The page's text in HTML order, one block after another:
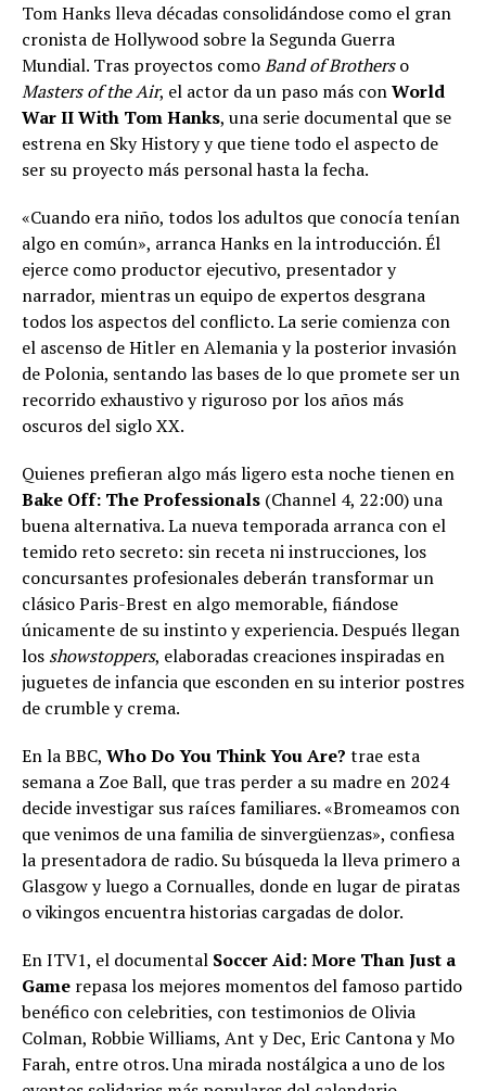
Tom Hanks lleva décadas consolidándose como el gran
cronista de Hollywood sobre la Segunda Guerra
Mundial. Tras proyectos comoBand of Brotherso
Masters of the Air, el actor da un paso más conWorld
War II With Tom Hanks, una serie documental que se
estrena en Sky History y que tiene todo el aspecto de
ser su proyecto más personal hasta la fecha.
«Cuando era niño, todos los adultos que conocía tenían
algo en común», arranca Hanks en la introducción. Él
ejerce como productor ejecutivo, presentador y
narrador, mientras un equipo de expertos desgrana
todos los aspectos del conflicto. La serie comienza con
el ascenso de Hitler en Alemania y la posterior invasión
de Polonia, sentando las bases de lo que promete ser un
recorrido exhaustivo y riguroso por los años más
oscuros del siglo XX.
Quienes prefieran algo más ligero esta noche tienen en
Bake Off: The Professionals (Channel 4, 22:00) una
buena alternativa. La nueva temporada arranca con el
temido reto secreto: sin receta ni instrucciones, los
concursantes profesionales deberán transformar un
clásico Paris-Brest en algo memorable, fiándose
únicamente de su instinto y experiencia. Después llegan
los showstoppers, elaboradas creaciones inspiradas en
juguetes de infancia que esconden en su interior postres
de crumble y crema.
En la BBC, Who Do You Think You Are? trae esta
semana a Zoe Ball, que tras perder a su madre en 2024
decide investigar sus raíces familiares. «Bromeamos con
que venimos de una familia de sinvergüenzas», confiesa
la presentadora de radio. Su búsqueda la lleva primero a
Glasgow y luego a Cornualles, donde en lugar de piratas
o vikingos encuentra historias cargadas de dolor.
En ITV1, el documental Soccer Aid: More Than Just a
Game repasa los mejores momentos del famoso partido
benéfico con celebrities, con testimonios de Olivia
Colman, Robbie Williams, Ant y Dec, Eric Cantona y Mo
Farah, entre otros. Una mirada nostálgica a uno de los